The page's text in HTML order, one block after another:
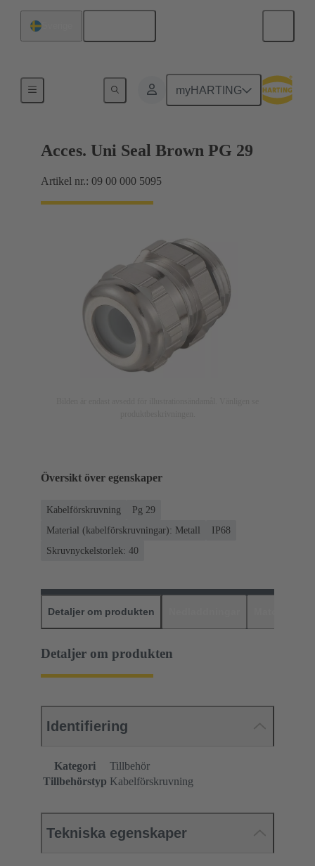
myHARTING
Kabelförskruvningar
Acces. Uni Seal Brown PG 29
Artikel nr.: 09 00 000 5095
Översikt över egenskaper
Kabelförskruvning
Pg 29
Material (kabelförskruvningar): Metall
IP68
Skruvnyckelstorlek: 40
Detaljer om produkten
Detaljer om produkten
Identifiering
Kategori
Tillbehör
Tillbehörstyp Kabelförskruvning
Tekniska egenskaper